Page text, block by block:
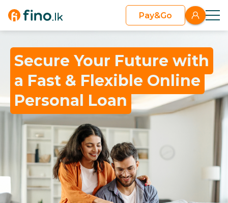
Pay&Go
Secure Your Future with
a Fast & Flexible Online
Personal Loan